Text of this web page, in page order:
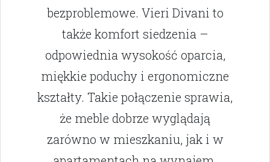
bezproblemowe. Vieri Divani to
także komfort siedzenia –
odpowiednia wysokość oparcia,
miękkie poduchy i ergonomiczne
kształty. Takie połączenie sprawia,
że meble dobrze wyglądają
zarówno w mieszkaniu, jak i w